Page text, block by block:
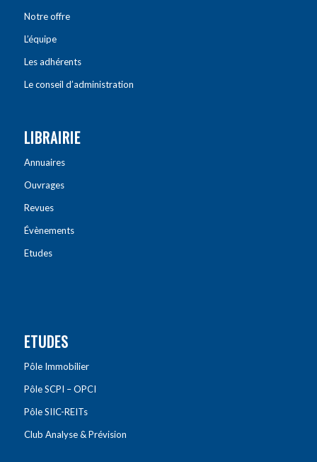
Notre offre
L’équipe
Les adhérents
Le conseil d’administration
LIBRAIRIE
Annuaires
Ouvrages
Revues
Évènements
Etudes
ETUDES
Pôle Immobilier
Pôle SCPI – OPCI
Pôle SIIC-REITs
Club Analyse & Prévision